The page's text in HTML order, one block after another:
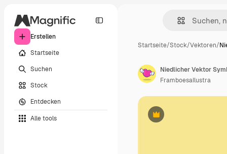
Erstellen
Startseite
Suchen
Stock
Entdecken
Alle tools
Startseite/Stock/Vektoren/
Premium
Niedlicher Vektor
FramboesaIlustra